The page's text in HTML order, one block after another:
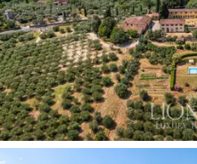
A propriedade constitui
exclusivo de valor
especializado se une ao
qualidade. O exuberante
dispõe de uma magnífica
áreas pavimentadas para